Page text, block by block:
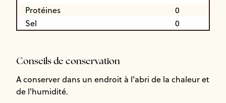
Protéines
0
Sel
0
Conseils de conservation
A conserver dans un endroit à l'abri de la chaleur et
de l'humidité.